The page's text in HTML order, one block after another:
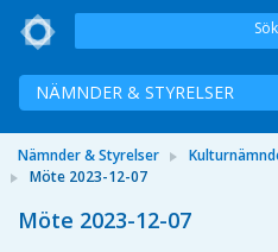
Sök
NÄMNDER & STYRELSER
Nämnder & Styrelser
Möte 2023-12-07
Möte 2023-12-07